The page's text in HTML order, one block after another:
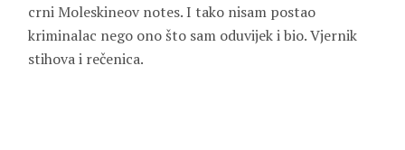
crni Moleskineov notes. I tako nisam postao
kriminalac nego ono što sam oduvijek i bio. Vjernik
stihova i rečenica.